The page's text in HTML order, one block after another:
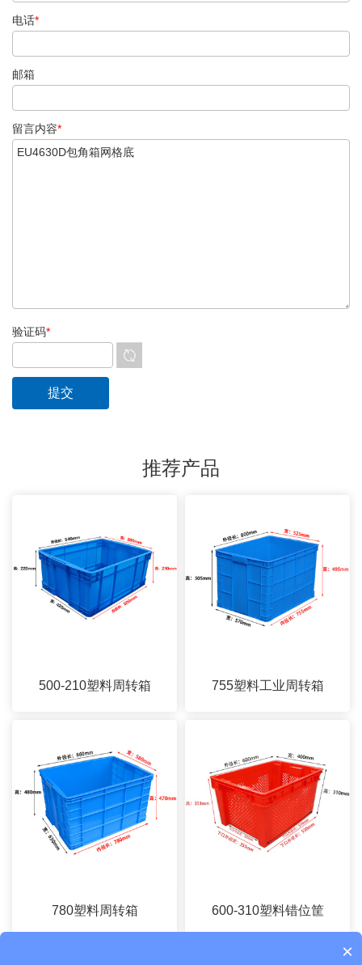
电话*
邮箱
留言内容*
验证码*
推荐产品
500-210塑料周转箱 755塑料工业周转箱
780塑料周转箱 600-310塑料错位筐
×